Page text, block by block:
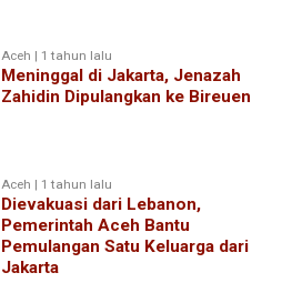
Aceh | 1 tahun lalu
Meninggal di Jakarta, Jenazah
Zahidin Dipulangkan ke Bireuen
Aceh | 1 tahun lalu
Dievakuasi dari Lebanon,
Pemerintah Aceh Bantu
Pemulangan Satu Keluarga dari
Jakarta